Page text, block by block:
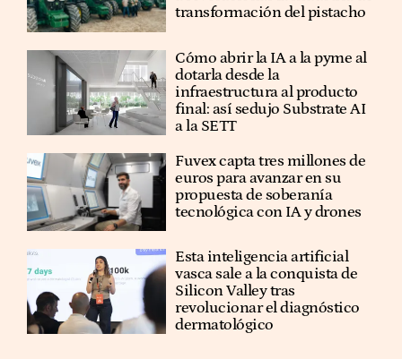
transformación del pistacho
Cómo abrir la IA a la pyme al
dotarla desde la
infraestructura al producto
final: así sedujo Substrate AI
a la SETT
Fuvex capta tres millones de
euros para avanzar en su
propuesta de soberanía
tecnológica con IA y drones
Esta inteligencia artificial
vasca sale a la conquista de
Silicon Valley tras
revolucionar el diagnóstico
dermatológico